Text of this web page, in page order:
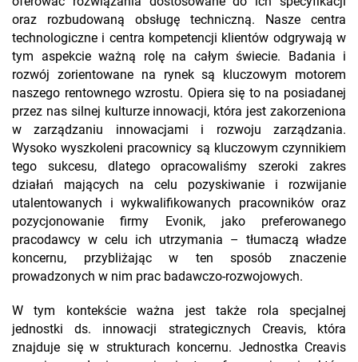
oraz rozbudowaną obsługę techniczną. Nasze centra
technologiczne i centra kompetencji klientów odgrywają w
tym aspekcie ważną rolę na całym świecie. Badania i
rozwój zorientowane na rynek są kluczowym motorem
naszego rentownego wzrostu. Opiera się to na posiadanej
przez nas silnej kulturze innowacji, która jest zakorzeniona
w zarządzaniu innowacjami i rozwoju zarządzania.
Wysoko wyszkoleni pracownicy są kluczowym czynnikiem
tego sukcesu, dlatego opracowaliśmy szeroki zakres
działań mających na celu pozyskiwanie i rozwijanie
utalentowanych i wykwalifikowanych pracowników oraz
pozycjonowanie firmy Evonik, jako preferowanego
pracodawcy w celu ich utrzymania – tłumaczą władze
koncernu, przybliżając w ten sposób znaczenie
prowadzonych w nim prac badawczo-rozwojowych.
W tym kontekście ważna jest także rola specjalnej
jednostki ds. innowacji strategicznych Creavis, która
znajduje się w strukturach koncernu. Jednostka Creavis